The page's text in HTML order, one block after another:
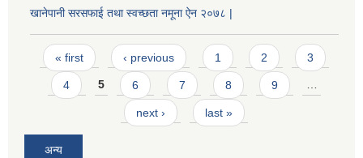
खानेपानी सरसफाई तथा स्वच्छता नमूना ऐन २०७८ |
Pages
« first ‹ previous 1 2 3
4 5 6 7 8 9 …
next › last »
अन्य